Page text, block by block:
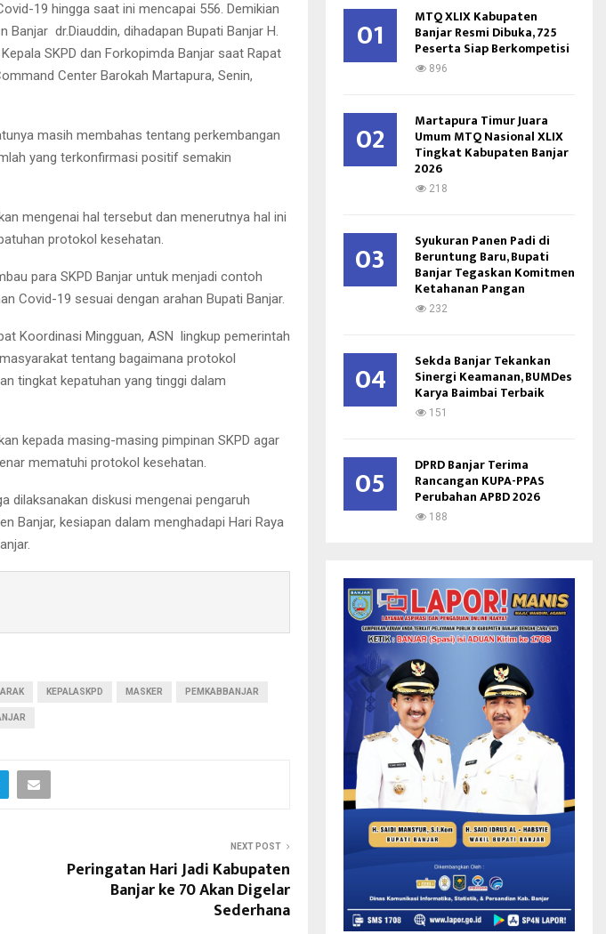
19 hingga saat ini mencapai 556. Demikian
Banjar dr.Diauddin, dihadapan Bupati Banjar H.
SKPD dan Forkopimda Banjar saat Rapat
Center Barokah Martapura, Senin,
masih membahas tentang perkembangan
yang terkonfirmasi positif semakin
mengenai hal tersebut dan menerutnya hal ini
protokol kesehatan.
para SKPD Banjar untuk menjadi contoh
Covid-19 sesuai dengan arahan Bupati Banjar.
Koordinasi Mingguan, ASN lingkup pemerintah
tentang bagaimana protokol
tingkat kepatuhan yang tinggi dalam
kepada masing-masing pimpinan SKPD agar
mematuhi protokol kesehatan.
dilaksanakan diskusi mengenai pengaruh
Banjar, kesiapan dalam menghadapi Hari Raya
KEPALASKPD MASKER PEMKABBANJAR
NEXT POST
Peringatan Hari Jadi Kabupaten
Banjar ke 70 Akan Digelar
Sederhana
o
R
01 MTQ XLIX Kabupaten
Banjar Resmi Dibuka, 725
Peserta Siap Berkompetisi
896
02 Martapura Timur Juara
Umum MTQ Nasional XLIX
Tingkat Kabupaten Banjar
2026
218
03 Syukuran Panen Padi di
Beruntung Baru, Bupati
Banjar Tegaskan Komitmen
Ketahanan Pangan
232
04 Sekda Banjar Tekankan
Sinergi Keamanan, BUMDes
Karya Baimbai Terbaik
151
05 DPRD Banjar Terima
Rancangan KUPA-PPAS
Perubahan APBD 2026
188